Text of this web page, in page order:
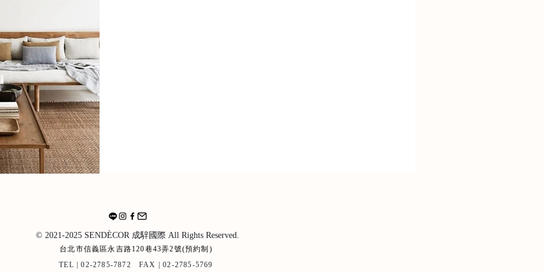
© 2021-2025 SENDÈCOR 成騂國際 All Rights Reserved.
​台北市信義區永吉路120巷43弄2號(預約制)
TEL | 02-2785-7872 FAX | 02-2785-5769